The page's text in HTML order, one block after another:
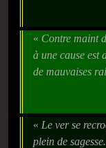
« Contre maint
à une cause est
de mauvaises
« Le ver se
plein de